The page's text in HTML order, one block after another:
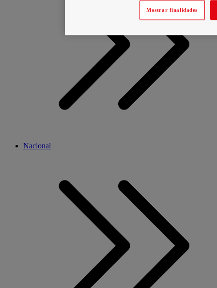
Nacional
Mostrar finalidades